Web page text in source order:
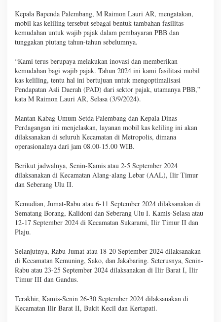
Kepala Bapenda Palembang, M Raimon Lauri AR, mengatakan,
mobil kas keliling tersebut sebagai bentuk tambahan fasilitas
kemudahan untuk wajib pajak dalam pembayaran PBB dan
tunggakan piutang tahun-tahun sebelumnya.
“Kami terus berupaya melakukan inovasi dan memberikan
kemudahan bagi wajib pajak. Tahun 2024 ini kami fasilitasi mobil
kas keliling, tentu hal ini bertujuan untuk mengoptimalisasi
Pendapatan Asli Daerah (PAD) dari sektor pajak, utamanya PBB,”
kata M Raimon Lauri AR, Selasa (3/9/2024).
Mantan Kabag Umum Setda Palembang dan Kepala Dinas
Perdagangan ini menjelaskan, layanan mobil kas keliling ini akan
dilaksanakan di seluruh Kecamatan di Metropolis, dimana
operasionalnya dari jam 08.00-15.00 WIB.
Berikut jadwalnya, Senin-Kamis atau 2-5 September 2024
dilaksanakan di Kecamatan Alang-alang Lebar (AAL), Ilir Timur
dan Seberang Ulu II.
Kemudian, Jumat-Rabu atau 6-11 September 2024 dilaksanakan di
Sematang Borang, Kalidoni dan Seberang Ulu I. Kamis-Selasa atau
12-17 September 2024 di Kecamatan Sukarami, Ilir Timur II dan
Plaju.
Selanjutnya, Rabu-Jumat atau 18-20 September 2024 dilaksanakan
di Kecamatan Kemuning, Sako, dan Jakabaring. Seterusnya, Senin-
Rabu atau 23-25 September 2024 dilaksanakan di Ilir Barat I, Ilir
Timur III dan Gandus.
Terakhir, Kamis-Senin 26-30 September 2024 dilaksanakan di
Kecamatan Ilir Barat II, Bukit Kecil dan Kertapati.